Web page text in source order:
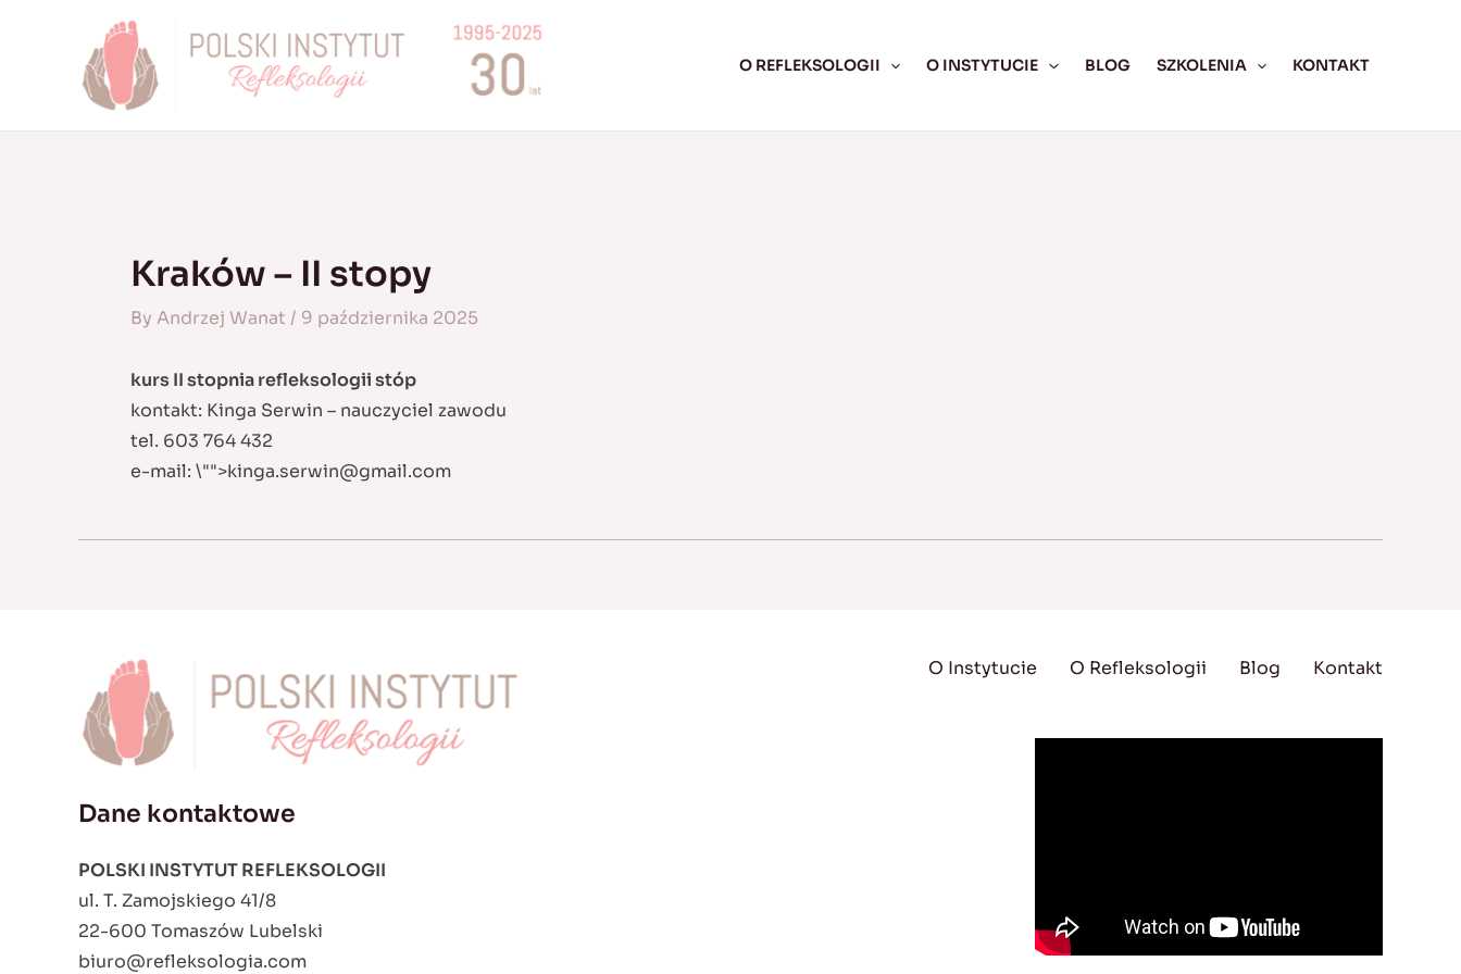
O REFLEKSOLOGII O INSTYTUCIE BLOG SZKOLENIA KONTAKT
Kraków – II stopy
By Andrzej Wanat / 9 października 2025
kurs II stopnia refleksologii stóp
kontakt: Kinga Serwin – nauczyciel zawodu
tel. 603 764 432
e-mail: \"">kinga.serwin@gmail.com
Dane kontaktowe
POLSKI INSTYTUT REFLEKSOLOGII
ul. T. Zamojskiego 41/8
22-600 Tomaszów Lubelski
biuro@refleksologia.com
O Instytucie O Refleksologii Blog Kontakt